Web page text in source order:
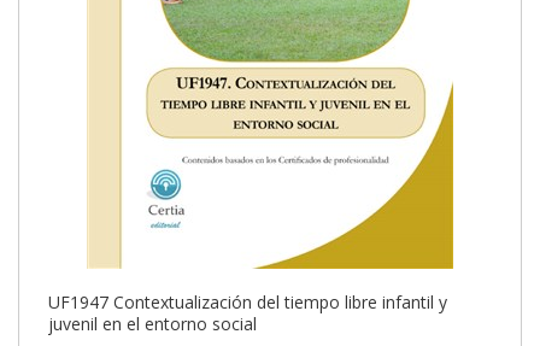
UF1947 Contextualización del tiempo libre infantil y
juvenil en el entorno social